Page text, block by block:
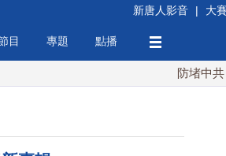
新唐人影音 | 大
目 專題 點播
防堵中共！